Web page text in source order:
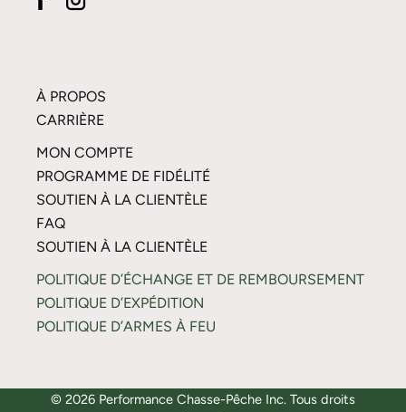
À PROPOS
CARRIÈRE
MON COMPTE
PROGRAMME DE FIDÉLITÉ
SOUTIEN À LA CLIENTÈLE
FAQ
SOUTIEN À LA CLIENTÈLE
POLITIQUE D’ÉCHANGE ET DE REMBOURSEMENT
POLITIQUE D’EXPÉDITION
POLITIQUE D’ARMES À FEU
© 2026 Performance Chasse-Pêche Inc. Tous droits